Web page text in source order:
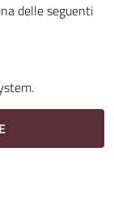
delle seguenti